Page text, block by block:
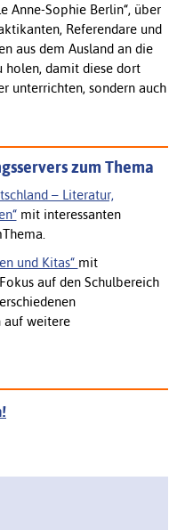
Anne-Sophie Berlin“, über
Referendare und
aus dem Ausland an die
holen, damit diese dort
unterrichten, sondern auch
zum Thema
– Literatur,
mit interessanten
und Kitas“ mit
auf den Schulbereich
auf weitere